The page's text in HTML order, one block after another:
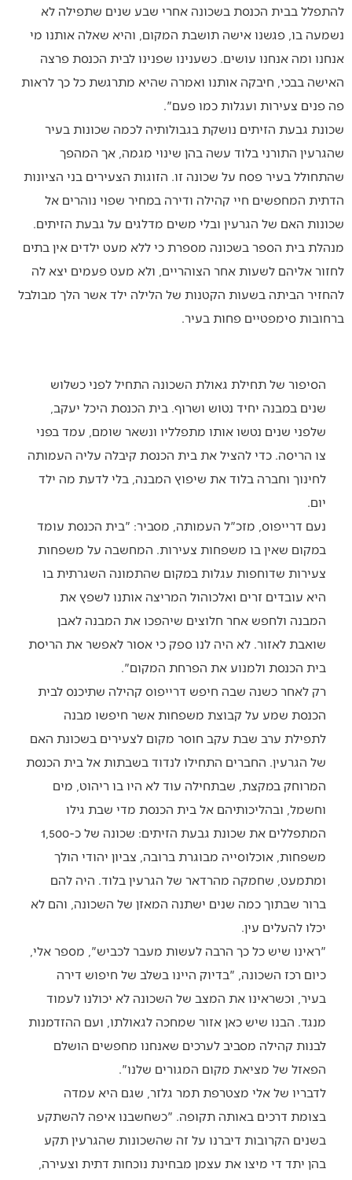
להתפלל בבית הכנסת בשכונה אחרי שבע שנים שתפילה לא
נשמעה בו, פגשנו אישה תושבת המקום, והיא שאלה אותנו מי
אנחנו ומה אנחנו עושים. כשענינו שפנינו לבית הכנסת פרצה
האישה בבכי, חיבקה אותנו ואמרה שהיא מתרגשת כל כך לראות
פה פנים צעירות ועגלות כמו פעם".
שכונת גבעת הזיתים נושקת בגבולותיה לכמה שכונות בעיר
שהגרעין התורני בלוד עשה בהן שינוי מגמה, אך המהפך
שהתחולל בעיר פסח על שכונה זו. הזוגות הצעירים בני הציונות
הדתית המחפשים חיי קהילה ודירה במחיר שפוי נוהרים אל
שכונות האם של הגרעין ובלי משים מדלגים על גבעת הזיתים.
מנהלת בית הספר בשכונה מספרת כי ללא מעט ילדים אין בתים
לחזור אליהם לשעות אחר הצוהריים, ולא מעט פעמים יצא לה
להחזיר הביתה בשעות הקטנות של הלילה ילד אשר הלך מבולבל
ברחובות סימפטיים פחות בעיר.
הסיפור של תחילת גאולת השכונה התחיל לפני כשלוש
שנים במבנה יחיד נטוש ושרוף. בית הכנסת היכל יעקב,
שלפני שנים נטשו אותו מתפלליו ונשאר שומם, עמד בפני
צו הריסה. כדי להציל את בית הכנסת קיבלה עליה העמותה
לחינוך וחברה בלוד את שיפוץ המבנה, בלי לדעת מה ילד
יום.
נעם דרייפוס, מזכ"ל העמותה, מסביר: "בית הכנסת עומד
במקום שאין בו משפחות צעירות. המחשבה על משפחות
צעירות שדוחפות עגלות במקום שהתמונה השגרתית בו
היא עובדים זרים ואלכוהול המריצה אותנו לשפץ את
המבנה ולחפש אחר חלוצים שיהפכו את המבנה לאבן
שואבת לאזור. לא היה לנו ספק כי אסור לאפשר את הריסת
בית הכנסת ולמנוע את הפרחת המקום".
רק לאחר כשנה שבה חיפש דרייפוס קהילה שתיכנס לבית
הכנסת שמע על קבוצת משפחות אשר חיפשו מבנה
לתפילת ערב שבת עקב חוסר מקום לצעירים בשכונת האם
של הגרעין. החברים התחילו לנדוד בשבתות אל בית הכנסת
המרוחק במקצת, שבתחילה עוד לא היו בו ריהוט, מים
וחשמל, ובהליכותיהם אל בית הכנסת מדי שבת גילו
המתפללים את שכונת גבעת הזיתים: שכונה של כ-1,500
משפחות, אוכלוסייה מבוגרת ברובה, צביון יהודי הולך
ומתמעט, שחמקה מהרדאר של הגרעין בלוד. היה להם
ברור שבתוך כמה שנים ישתנה המאזן של השכונה, והם לא
יכלו להעלים עין.
"ראינו שיש כל כך הרבה לעשות מעבר לכביש", מספר אלי,
כיום רכז השכונה, "בדיוק היינו בשלב של חיפוש דירה
בעיר, וכשראינו את המצב של השכונה לא יכולנו לעמוד
מנגד. הבנו שיש כאן אזור שמחכה לגאולתו, ועם ההזדמנות
לבנות קהילה מסביב לערכים שאנחנו מחפשים הושלם
הפאזל של מציאת מקום המגורים שלנו".
לדבריו של אלי מצטרפת תמר גלזר, שגם היא עמדה
בצומת דרכים באותה תקופה. "כשחשבנו איפה להשתקע
בשנים הקרובות דיברנו על זה שהשכונות שהגרעין תקע
בהן יתד די מיצו את עצמן מבחינת נוכחות דתית וצעירה,